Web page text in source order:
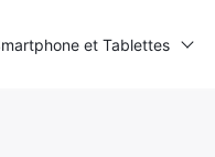
et Tablettes